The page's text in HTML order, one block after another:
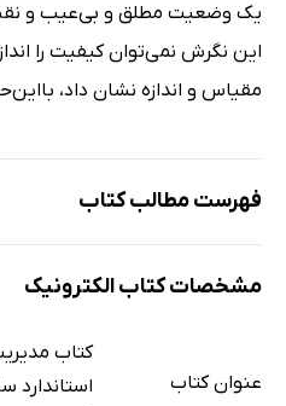
یک وضعیت مطلق و بی‌عیب و
این نگرش نمی‌توان کیفیت را
مقیاس و اندازه نشان داد،
فهرست مطالب کتاب
فصل دوم: کیفیت چیست؟
فصل سوم: کنترل کیفیت آماری
فصل چهارم: هزینه‌های کیفیت
مشخصات کتاب الکترونیک
عنوان کتاب
کتاب
استاندارد